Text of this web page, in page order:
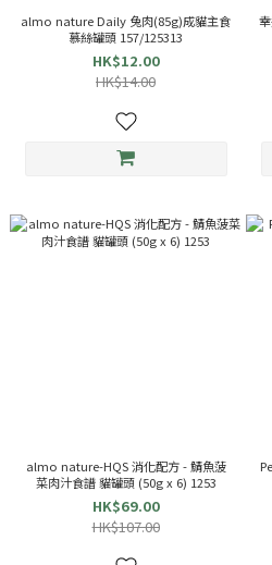
almo nature Daily 兔肉(85g)成貓主食
慕絲罐頭 157/125313
HK$12.00
HK$14.00
almo nature-HQS 消化配方 - 鯖魚菠
菜肉汁食譜 貓罐頭 (50g x 6) 1253
HK$69.00
HK$107.00